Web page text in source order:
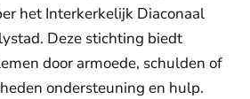
het Interkerkelijk Diaconaal
Deze stichting biedt
door armoede, schulden of
ondersteuning en hulp.